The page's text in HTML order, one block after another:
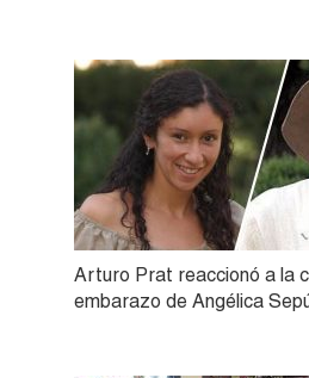
Arturo Prat reaccionó a la
embarazo de Angélica